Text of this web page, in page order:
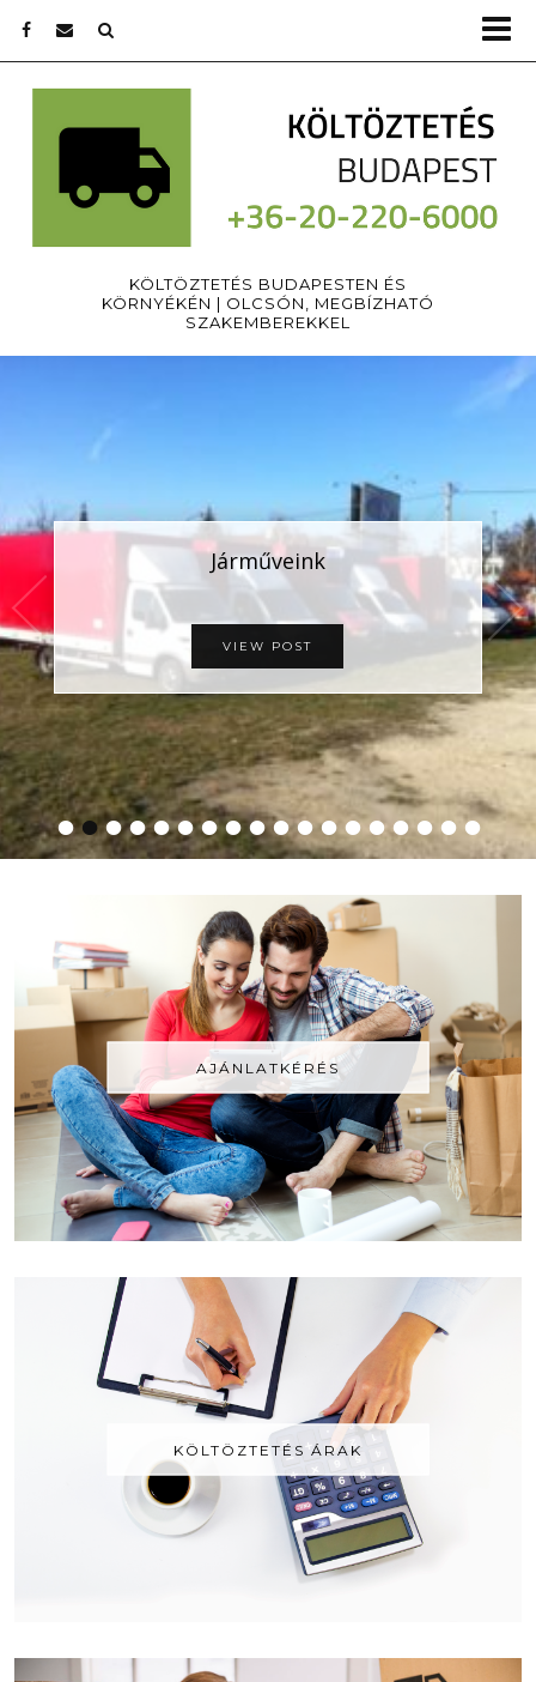
KÖLTÖZTETÉS BUDAPESTEN ÉS
KÖRNYÉKÉN | OLCSÓN, MEGBÍZHATÓ
SZAKEMBEREKKEL
••••••••••••••••••
Járműveink
VIEW POST
AJÁNLATKÉRÉS
KÖLTÖZTETÉS ÁRAK